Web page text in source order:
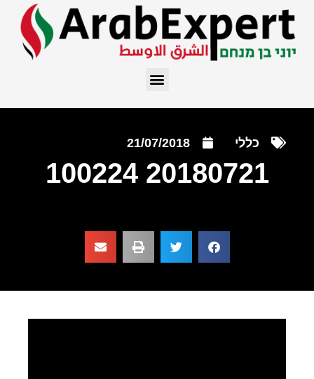
כללי 21/07/2018
20180721 100224